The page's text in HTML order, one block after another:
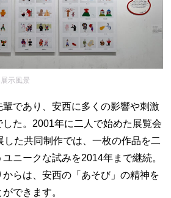
示風景
であり、安西に多くの影響や刺激
た。2001年に二人で始めた展覧会
した共同制作では、一枚の作品を二
ニークな試みを2014年まで継続。
らは、安西の「あそび」の精神を
できます。